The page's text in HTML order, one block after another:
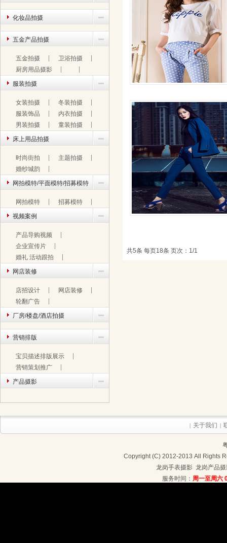
化妆品拍摄
五金产品拍摄
五金拍摄
卫浴拍摄
厨房用品摄影
服装拍摄
女装拍摄
冬装拍摄
服装饰品
内衣拍摄
男装拍摄
童装拍摄
床上用品拍摄
时尚街拍
主题拍摄
婚纱城韵
网拍模特/平面模特/招募模特
网拍模特
招募模特
视频案例
产品导购视频
企业宣传片
婚礼 活动跟拍
网店装修
店招设计
网店装修
轮翻广告
厂房/楼盘/酒店拍摄
营销排版
宝贝描述排版展示
营销策划推广
产品摄影
女装拍摄6
深圳商业产品拍摄，淘宝摄影
东莞凤岗服装产品摄影,凤岗服装摄
共5条 每页18条 页次：1/1
Copyright (C) 2012-2013 All Rights
龙岗手表摄影 龙岗产品
服务时间： 周一至周六
| 关于我们 |